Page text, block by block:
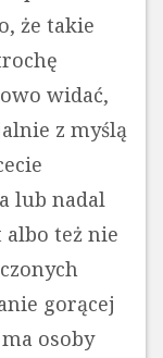
że takie
widać,
z myślą
lub nadal
albo też nie
gorącej
osoby